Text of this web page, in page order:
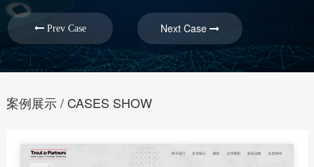
Prev Case Next Case
案例展示 / CASES SHOW